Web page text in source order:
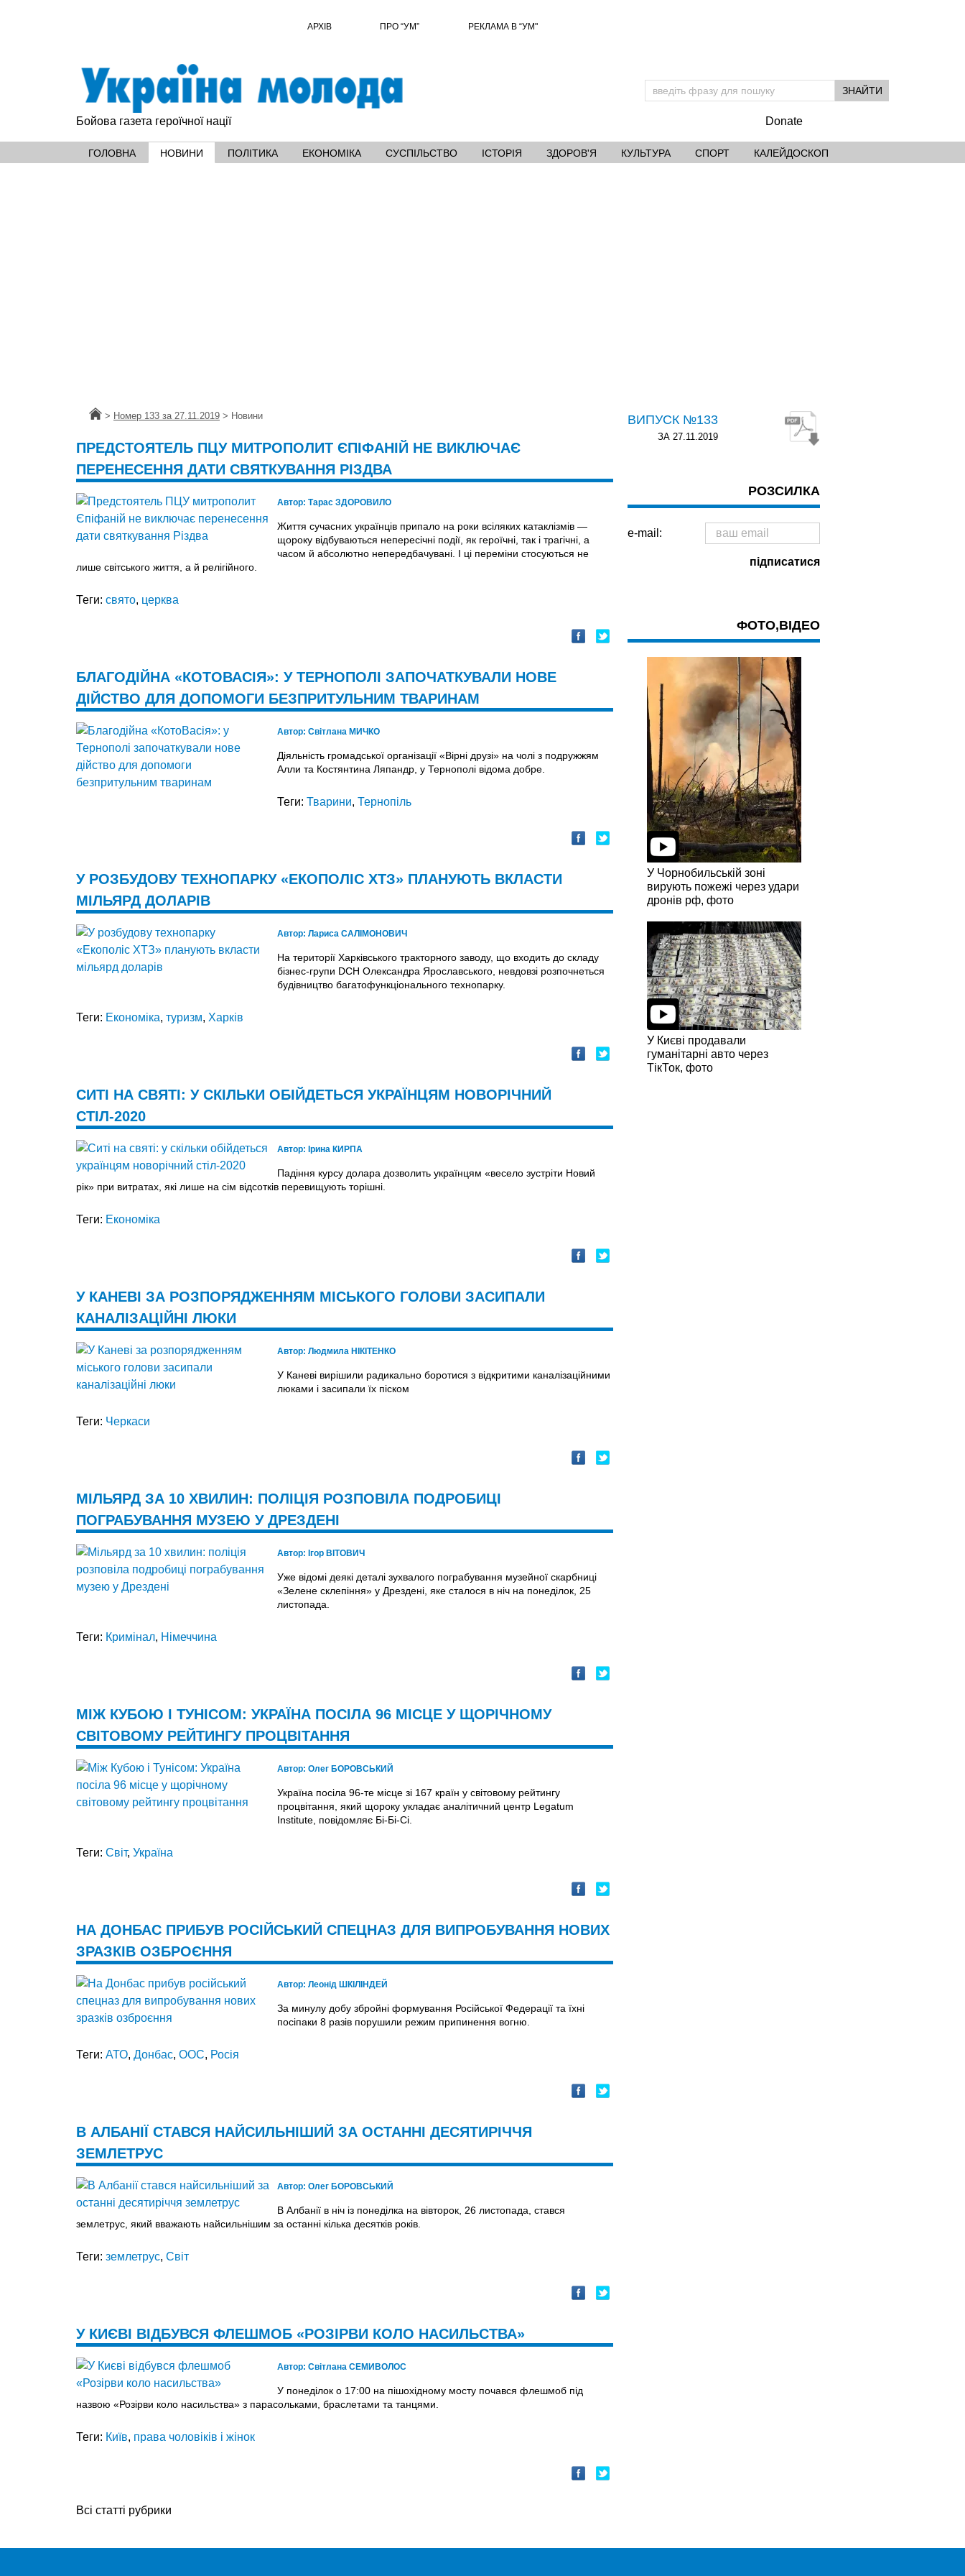
АРХІВ ПРО “УМ” РЕКЛАМА В “УМ"
Бойова газета героїчної нації Donate
ГОЛОВНА НОВИНИ ПОЛІТИКА ЕКОНОМІКА СУСПІЛЬСТВО ІСТОРІЯ ЗДОРОВ'Я КУЛЬТУРА СПОРТ КАЛЕЙДОСКОП
Головна
> Номер 133 за 27.11.2019 > Новини
ПРЕДСТОЯТЕЛЬ ПЦУ МИТРОПОЛИТ ЄПІФАНІЙ НЕ ВИКЛЮЧАЄ
ПЕРЕНЕСЕННЯ ДАТИ СВЯТКУВАННЯ РІЗДВА
Автор: Тарас ЗДОРОВИЛО
Життя сучасних українців припало на роки всіляких катаклізмів —
щороку відбуваються непересічні події, як героїчні, так і трагічні, а
часом й абсолютно непередбачувані. І ці переміни стосуються не
лише світського життя, а й релігійного.
Теги: свято, церква
БЛАГОДІЙНА «КОТОВАСІЯ»: У ТЕРНОПОЛІ ЗАПОЧАТКУВАЛИ НОВЕ
ДІЙСТВО ДЛЯ ДОПОМОГИ БЕЗПРИТУЛЬНИМ ТВАРИНАМ
Автор: Світлана МИЧКО
Діяльність громадської організації «Вірні друзі» на чолі з подружжям
Алли та Костянтина Ляпандр, у Тернополі відома добре.
Теги: Тварини, Тернопіль
У РОЗБУДОВУ ТЕХНОПАРКУ «ЕКОПОЛІС ХТЗ» ПЛАНУЮТЬ ВКЛАСТИ
МІЛЬЯРД ДОЛАРІВ
Автор: Лариса САЛІМОНОВИЧ
На території Харківського тракторного заводу, що входить до складу
бізнес-групи DCH Олександра Ярославського, невдовзі розпочнеться
будівництво багатофункціонального технопарку.
Теги: Економіка, туризм, Харків
СИТІ НА СВЯТІ: У СКІЛЬКИ ОБІЙДЕТЬСЯ УКРАЇНЦЯМ НОВОРІЧНИЙ
СТІЛ-2020
Автор: Ірина КИРПА
Падіння курсу долара дозволить українцям «весело зустріти Новий
рік» при витратах, які лише на сім відсотків перевищують торішні.
Теги: Економіка
У КАНЕВІ ЗА РОЗПОРЯДЖЕННЯМ МІСЬКОГО ГОЛОВИ ЗАСИПАЛИ
КАНАЛІЗАЦІЙНІ ЛЮКИ
Автор: Людмила НІКІТЕНКО
У Каневі вирішили радикально боротися з відкритими каналізаційними
люками і засипали їх піском
Теги: Черкаси
МІЛЬЯРД ЗА 10 ХВИЛИН: ПОЛІЦІЯ РОЗПОВІЛА ПОДРОБИЦІ
ПОГРАБУВАННЯ МУЗЕЮ У ДРЕЗДЕНІ
Автор: Ігор ВІТОВИЧ
Уже відомі деякі деталі зухвалого пограбування музейної скарбниці
«Зелене склепіння» у Дрездені, яке сталося в ніч на понеділок, 25
листопада.
Теги: Кримінал, Німеччина
МІЖ КУБОЮ І ТУНІСОМ: УКРАЇНА ПОСІЛА 96 МІСЦЕ У ЩОРІЧНОМУ
СВІТОВОМУ РЕЙТИНГУ ПРОЦВІТАННЯ
Автор: Олег БОРОВСЬКИЙ
Україна посіла 96-те місце зі 167 країн у світовому рейтингу
процвітання, який щороку укладає аналітичний центр Legatum
Institute, повідомляє Бі-Бі-Сі.
Теги: Світ, Україна
НА ДОНБАС ПРИБУВ РОСІЙСЬКИЙ СПЕЦНАЗ ДЛЯ ВИПРОБУВАННЯ НОВИХ
ЗРАЗКІВ ОЗБРОЄННЯ
Автор: Леонід ШКІЛІНДЕЙ
За минулу добу збройні формування Російської Федерації та їхні
посіпаки 8 разів порушили режим припинення вогню.
Теги: АТО, Донбас, ООС, Росія
В АЛБАНІЇ СТАВСЯ НАЙСИЛЬНІШИЙ ЗА ОСТАННІ ДЕСЯТИРІЧЧЯ
ЗЕМЛЕТРУС
Автор: Олег БОРОВСЬКИЙ
В Албанії в ніч із понеділка на вівторок, 26 листопада, стався
землетрус, який вважають найсильнішим за останні кілька десятків років.
Теги: землетрус, Світ
У КИЄВІ ВІДБУВСЯ ФЛЕШМОБ «РОЗІРВИ КОЛО НАСИЛЬСТВА»
Автор: Світлана СЕМИВОЛОС
У понеділок о 17:00 на пішохідному мосту почався флешмоб під
назвою «Розірви коло насильства» з парасольками, браслетами та танцями.
Теги: Київ, права чоловіків і жінок
Всі статті рубрики
ВИПУСК №133
ЗА 27.11.2019
РОЗСИЛКА
e-mail:
ФОТО,ВІДЕО
У Чорнобильській зоні
вирують пожежі через удари
дронів рф, фото
У Києві продавали
гуманітарні авто через
ТікТок, фото